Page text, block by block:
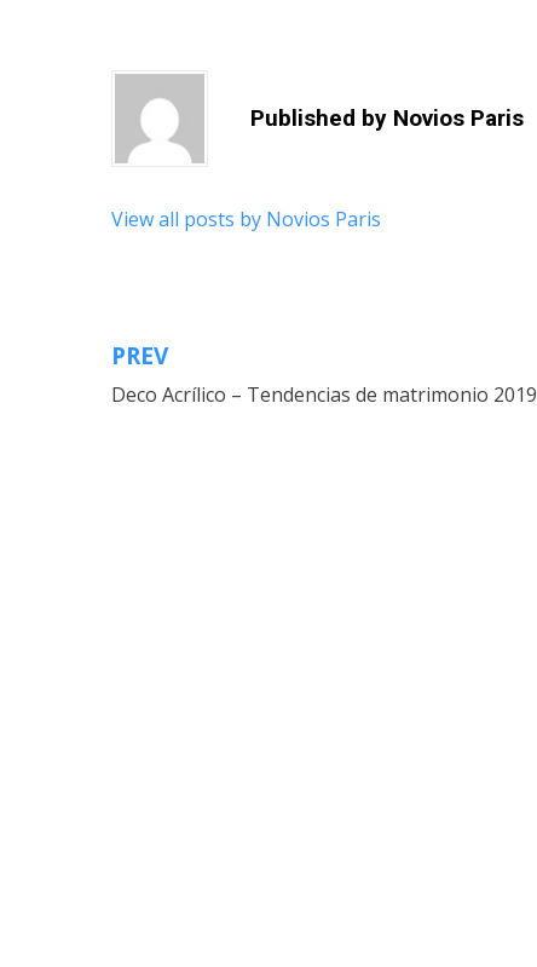
Published by Novios Paris
View all posts by Novios Paris
Navegación
de
PREV
Deco Acrílico – Tendencias de matrimonio 2019